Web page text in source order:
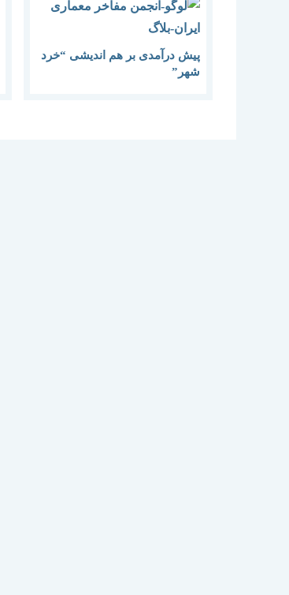
پیش درآمدی بر هم اندیشی “خرد
شهر”